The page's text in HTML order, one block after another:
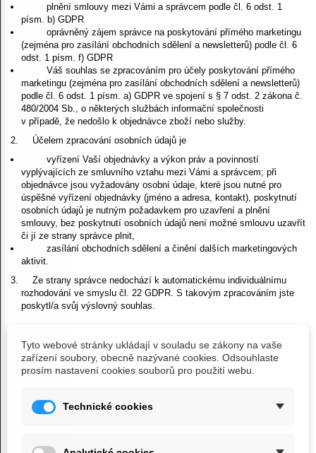
plnění smlouvy mezi Vámi a správcem podle čl. 6 odst. 1
písm. b) GDPR
oprávněný zájem správce na poskytování přímého marketingu
(zejména pro zasílání obchodních sdělení a newsletterů) podle čl. 6
odst. 1 písm. f) GDPR
Váš souhlas se zpracováním pro účely poskytování přímého
marketingu (zejména pro zasílání obchodních sdělení a newsletterů)
podle čl. 6 odst. 1 písm. a) GDPR ve spojení s § 7 odst. 2 zákona č.
480/2004 Sb., o některých službách informační společnosti
v případě, že nedošlo k objednávce zboží nebo služby.
Účelem zpracování osobních údajů je
vyřízení Vaší objednávky a výkon práv a povinností
vyplývajících ze smluvního vztahu mezi Vámi a správcem; při
objednávce jsou vyžadovány osobní údaje, které jsou nutné pro
úspěšné vyřízení objednávky (jméno a adresa, kontakt), poskytnutí
osobních údajů je nutným požadavkem pro uzavření a plnění
smlouvy, bez poskytnutí osobních údajů není možné smlouvu uzavřít
či jí ze strany správce plnit,
zasílání obchodních sdělení a činění dalších marketingových
aktivit.
Ze strany správce nedochází k automatickému individuálnímu
rozhodování ve smyslu čl. 22 GDPR. S takovým zpracováním jste
poskytl/a svůj výslovný souhlas.
IV. Doba uchovávání údajů
po dobu nezbytnou k výkonu práv a povinností vyplývajících
ze smluvního vztahu mezi Vámi a správcem a uplatňování nároků z
Tyto webové stránky ukládají v souladu se zákony na vaše
zařízení soubory, obecně nazývané cookies. Odsouhlaste
prosím nastavení cookies souborů pro použití webu.
Technické cookies